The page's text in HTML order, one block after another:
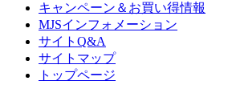
キャンペーン＆お買い得情報
MJSインフォメーション
サイトQ&A
サイトマップ
トップページ